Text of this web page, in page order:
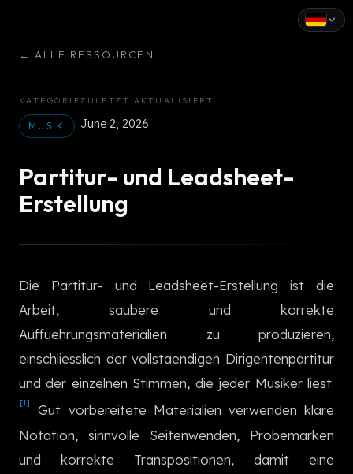
← ALLE RESSOURCEN
KATEGORIE
MUSIK
ZULETZT AKTUALISIERT
June 2, 2026
Partitur- und Leadsheet-
Erstellung
Die Partitur- und Leadsheet-Erstellung ist die
Arbeit, saubere und korrekte
Auffuehrungsmaterialien zu produzieren,
einschliesslich der vollstaendigen Dirigentenpartitur
und der einzelnen Stimmen, die jeder Musiker liest.
[1]
Gut vorbereitete Materialien verwenden klare
Notation, sinnvolle Seitenwenden, Probemarken
und korrekte Transpositionen, damit eine
中文
한국어